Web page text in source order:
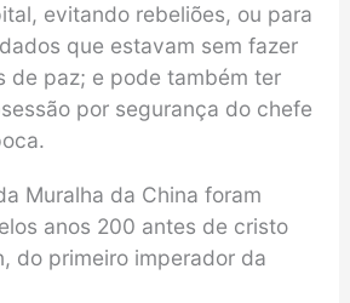
evitando rebeliões, ou para
que estavam sem fazer
de paz; e pode também ter
por segurança do chefe
Muralha da China foram
anos 200 antes de cristo
do primeiro imperador da